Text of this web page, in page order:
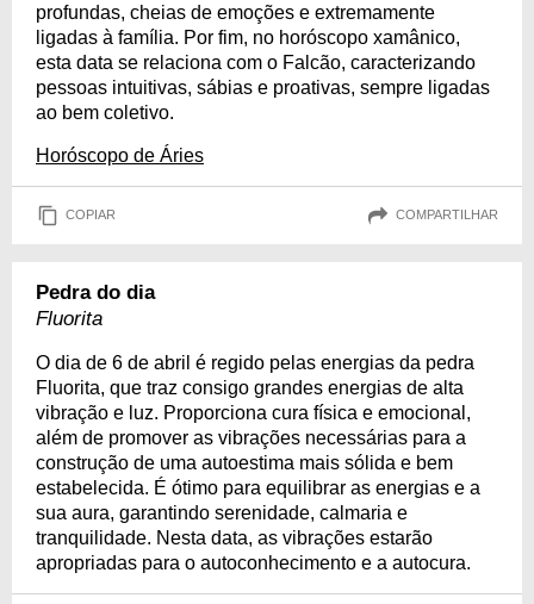
profundas, cheias de emoções e extremamente
ligadas à família. Por fim, no horóscopo xamânico,
esta data se relaciona com o Falcão, caracterizando
pessoas intuitivas, sábias e proativas, sempre ligadas
ao bem coletivo.
Horóscopo de Áries
COPIAR COMPARTILHAR
Pedra do dia
Fluorita
O dia de 6 de abril é regido pelas energias da pedra
Fluorita, que traz consigo grandes energias de alta
vibração e luz. Proporciona cura física e emocional,
além de promover as vibrações necessárias para a
construção de uma autoestima mais sólida e bem
estabelecida. É ótimo para equilibrar as energias e a
sua aura, garantindo serenidade, calmaria e
tranquilidade. Nesta data, as vibrações estarão
apropriadas para o autoconhecimento e a autocura.